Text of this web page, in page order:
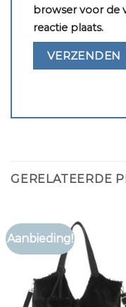
browser voor de
reactie plaats.
GERELATEERDE
Aanbieding!